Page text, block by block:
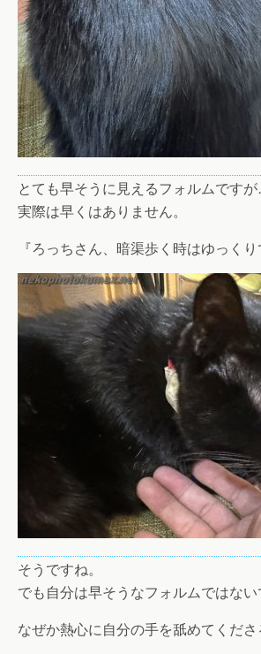
とても早そうに見えるフォルムです
実際は早くはありません。
『ろっちさん、暗渠歩く時はゆっくり
そうですね。
でも自分は早そうなフォルムではない
なぜか熱心に自分の手を舐めてくださ